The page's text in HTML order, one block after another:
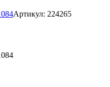
Артикул: 224265